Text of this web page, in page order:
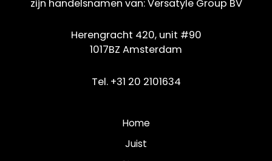
zijn handelsnamen van:Versatyle Group BV
Herengracht 420, unit #90
1017BZ Amsterdam
Tel. +31 20 2101634
Home
Juist